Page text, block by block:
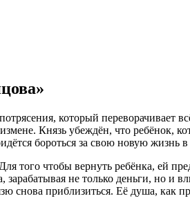
который переворачивает
Князь убеждён, что ребёнок,
бороться за свою новую жизнь в
того чтобы вернуть ребёнка, ей
не только деньги, но и
снова приблизиться. Её душа, как